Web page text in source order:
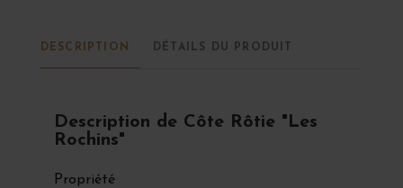
DESCRIPTION DÉTAILS DU PRODUIT
Description de Côte Rôtie "Les
Rochins"
Propriété